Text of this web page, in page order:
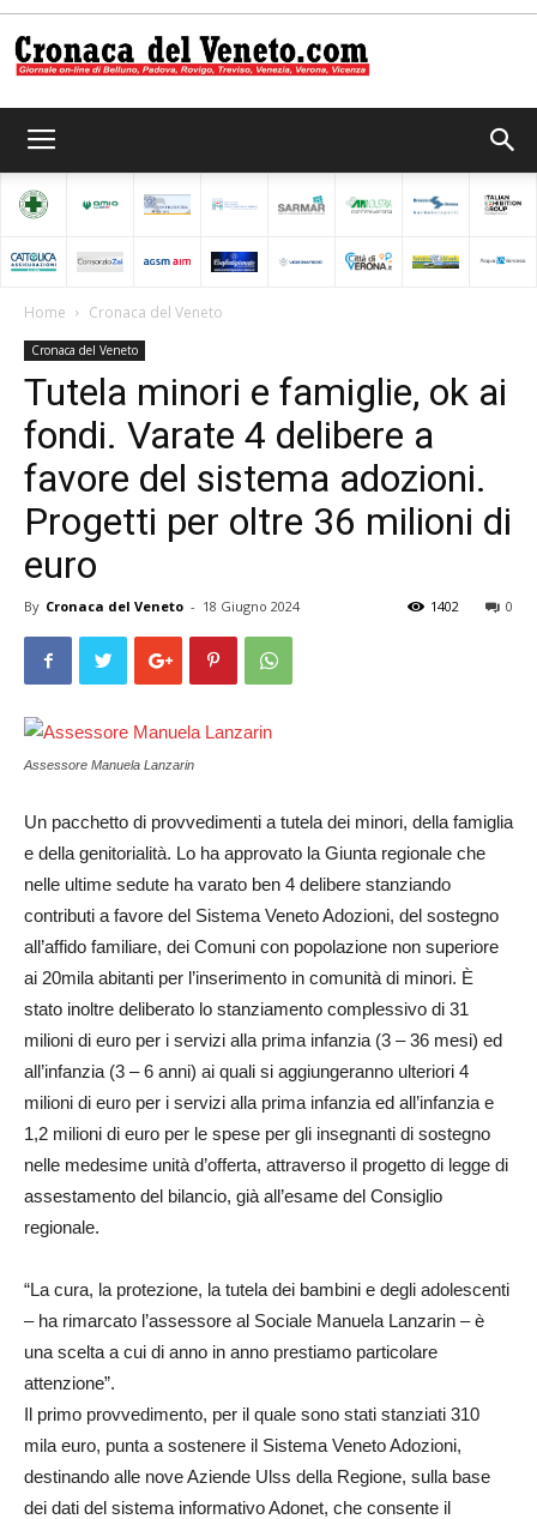
del
Home Cronaca del Veneto
Cronaca del Veneto
Tutela minori e famiglie, ok ai
fondi. Varate 4 delibere a
favore del sistema adozioni.
Progetti per oltre 36 milioni di
euro
By Cronaca del Veneto - 18 Giugno 2024 0
1402
Assessore Manuela Lanzarin
Un pacchetto di provvedimenti a tutela dei minori, della famiglia
e della genitorialità. Lo ha approvato la Giunta regionale che
nelle ultime sedute ha varato ben 4 delibere stanziando
contributi a favore del Sistema Veneto Adozioni, del sostegno
all’affido familiare, dei Comuni con popolazione non superiore
ai 20mila abitanti per l’inserimento in comunità di minori. È
stato inoltre deliberato lo stanziamento complessivo di 31
milioni di euro per i servizi alla prima infanzia (3 – 36 mesi) ed
all’infanzia (3 – 6 anni) ai quali si aggiungeranno ulteriori 4
milioni di euro per i servizi alla prima infanzia ed all’infanzia e
1,2 milioni di euro per le spese per gli insegnanti di sostegno
nelle medesime unità d’offerta, attraverso il progetto di legge di
assestamento del bilancio, già all’esame del Consiglio
regionale.
“La cura, la protezione, la tutela dei bambini e degli adolescenti
– ha rimarcato l’assessore al Sociale Manuela Lanzarin – è
una scelta a cui di anno in anno prestiamo particolare
attenzione”.
Il primo provvedimento, per il quale sono stati stanziati 310
mila euro, punta a sostenere il Sistema Veneto Adozioni,
destinando alle nove Aziende Ulss della Regione, sulla base
dei dati del sistema informativo Adonet, che consente il